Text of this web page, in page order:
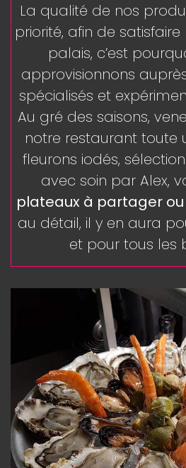
La qualité de nos
priorité, afin de satisfaire
palais, c’est
approvisionnons
spécialisés et
Au gré des saisons,
notre restaurant toute
fleurons iodés,
avec soin par Alex,
plateaux à partager
au détail, il y en aura
et pour tous les